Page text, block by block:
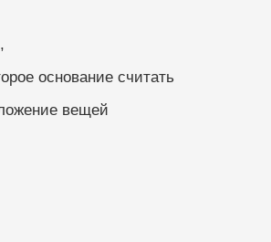
основание считать
вещей